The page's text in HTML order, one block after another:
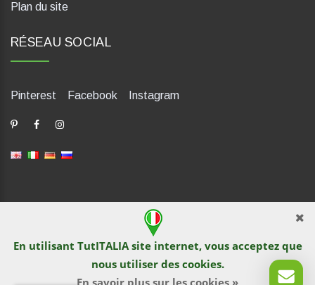
En utilisant TutITALIA site internet, vous acceptez que
nous utiliser des cookies.
En savoir plus sur les cookies »
Plan du site
RÉSEAU SOCIAL
Pinterest Facebook Instagram
dP Motion Media. Via La Piana 430, 47835 Saludecio (RN), Italia.
Numero REA: RN410802. P.IVA: 04421580400. Tel +39 0541
1480041
© TutITALIA 2013-2026. L`impression et la copie de textes et de
documents graphiques sont interdites par les propriétaires de